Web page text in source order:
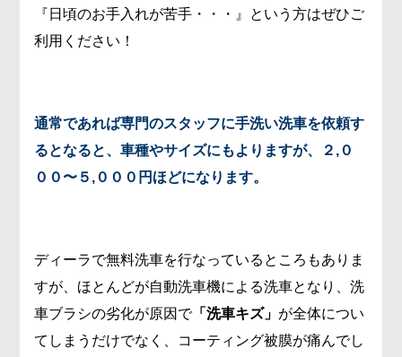
『日頃のお手入れが苦手・・・』という方はぜひご
利用ください！
通常であれば専門のスタッフに手洗い洗車を依頼す
るとなると、車種やサイズにもよりますが、２,０
００〜５,０００円ほどになります。
ディーラで無料洗車を行なっているところもありま
すが、ほとんどが自動洗車機による洗車となり、洗
車ブラシの劣化が原因で「洗車キズ」 が全体につい
てしまうだけでなく、コーティング被膜が痛んでし